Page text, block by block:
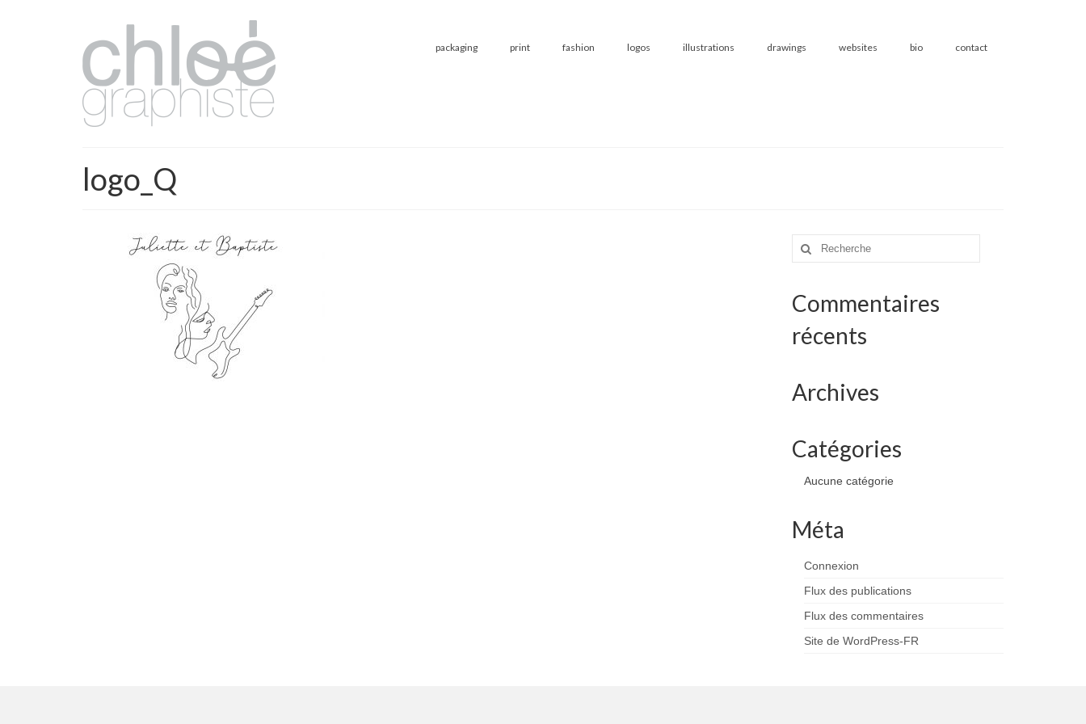
packaging print fashion logos illustrations drawings websites bio contact
logo_Q
Rechercher
Commentaires
récents
Archives
Catégories
Aucune catégorie
Méta
Connexion
Flux des publications
Flux des commentaires
Site de WordPress-FR